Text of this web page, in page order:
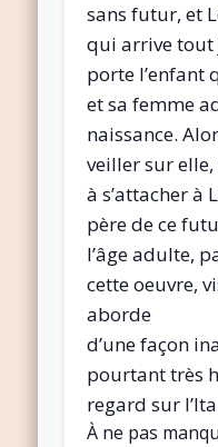
sans futur, et
qui arrive tout
porte l’enfant
et sa femme
naissance.
veiller sur
à s’attacher à
père de ce
l’âge adulte,
cette oeuvre,
aborde
d’une façon
pourtant très
regard sur
À ne pas